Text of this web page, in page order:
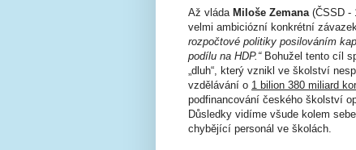
Až vláda Miloše Zemana (ČSSD -
velmi ambiciózní konkrétní
rozpočtové politiky posilováním
podílu na HDP.“Bohužel tento cíl
„dluh“, který vznikl ve školství
vzdělávání o 1 bilion 380 miliard
podfinancování českého školství
Důsledky vidíme všude kolem
chybějící personál ve školách.